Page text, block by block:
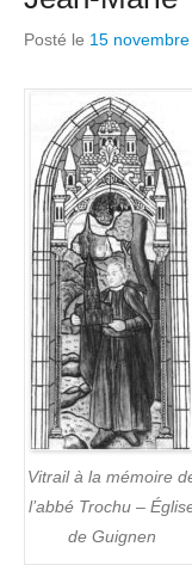
Posté le 15
Vitrail à la mémoire
l’abbé Trochu –
de Guignen